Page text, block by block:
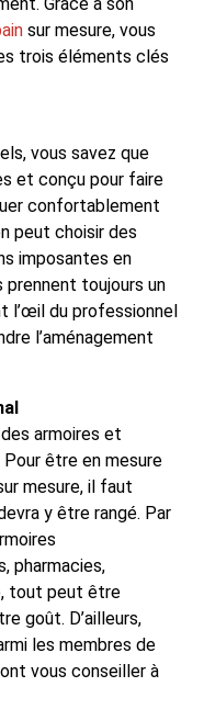
sur mesure, vous
trois éléments clés
vous savez que
et conçu pour faire
confortablement
peut choisir des
imposantes en
toujours un
l’œil du professionnel
l’aménagement
armoires et
être en mesure
mesure, il faut
y être rangé. Par
pharmacies,
tout peut être
goût. D’ailleurs,
les membres de
vous conseiller à